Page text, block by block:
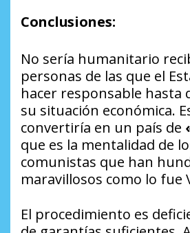
Conclusiones:
No sería humanitario
personas de las que el
hacer responsable hasta
su situación económica.
convertiría en un país de
que es la mentalidad de
comunistas que han
maravillosos como lo fue
El procedimiento es